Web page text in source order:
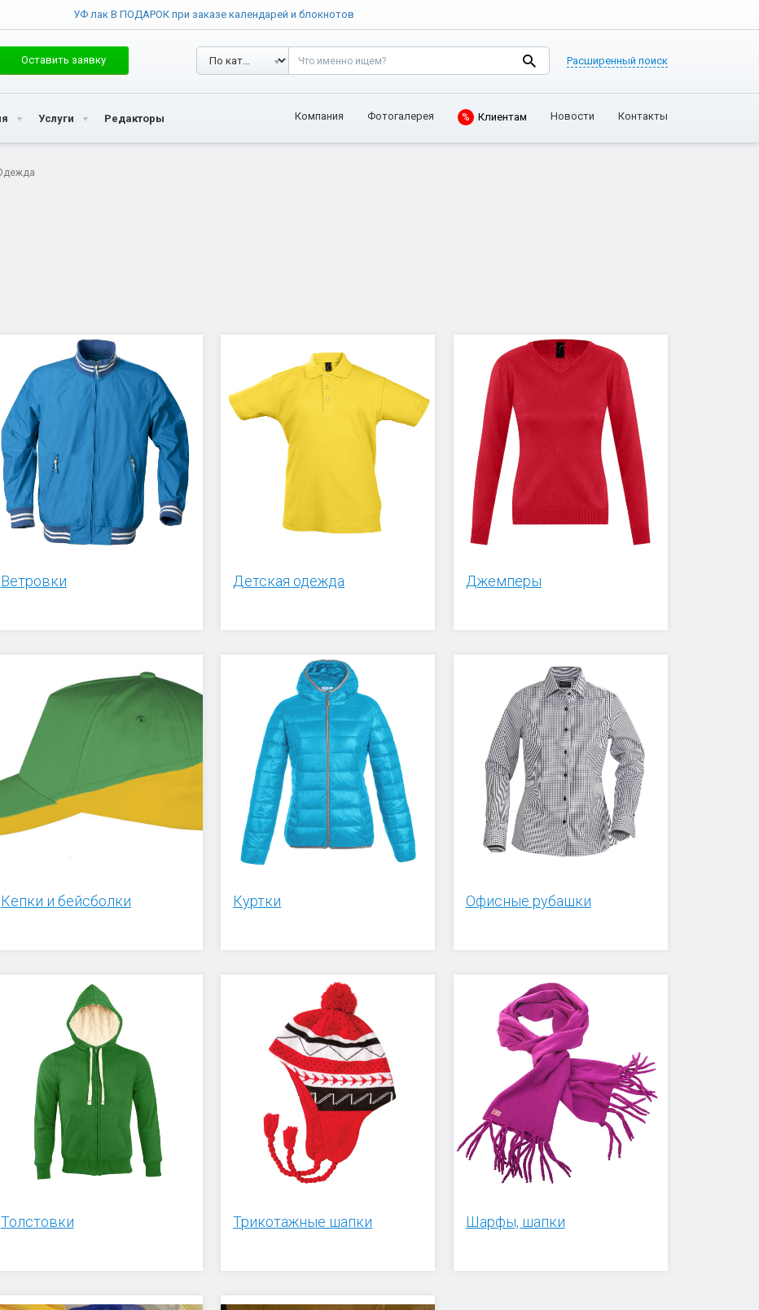
УФ лак В ПОДАРОК при заказе календарей и блокнотов
Оставить заявку Расширенный поиск
Услуги Редакторы Компания Фотогалерея % Клиентам Новости Контакты
Ветровки Детская одежда Джемперы
Кепки и бейсболки Куртки Офисные рубашки
Толстовки Трикотажные шапки Шарфы, шапки